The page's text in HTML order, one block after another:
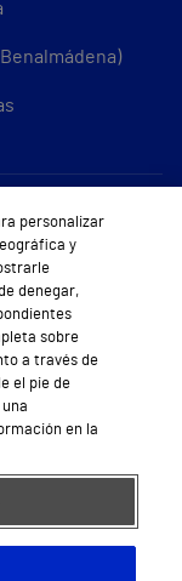
trabajo
personalizar
y
denegar,
sobre
a través de
el pie de
en la